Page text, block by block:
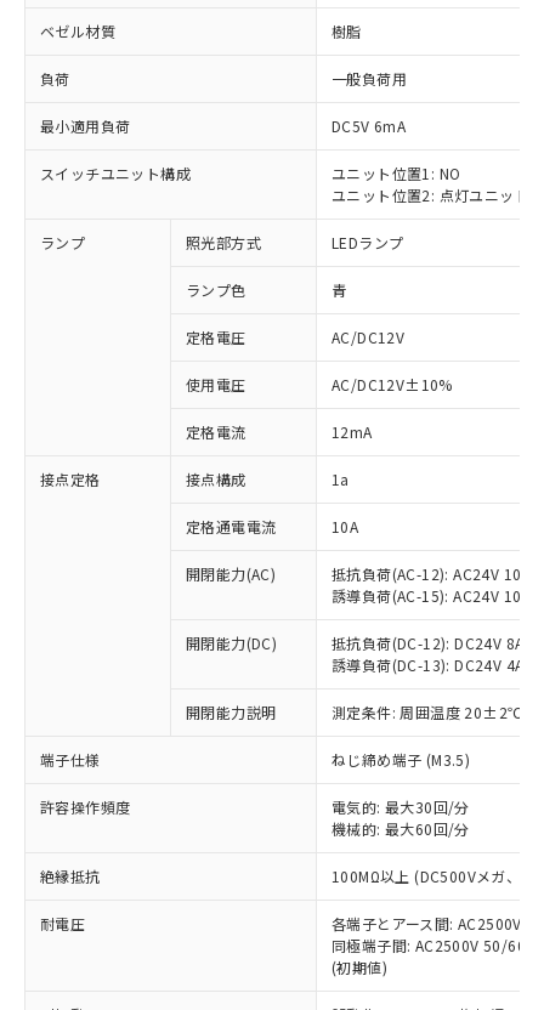
ベゼル材質 樹脂
負荷 一般負荷用
最小適用負荷 DC5V 6mA
スイッチユニット構成
ユニット位置1: NO
ユニット位置2: 点灯ユニット
ランプ 照光部方式 LEDランプ
ランプ色 青
定格電圧 AC/DC12V
使用電圧 AC/DC12V±10%
定格電流 12mA
接点定格 接点構成 1a
定格通電電流 10A
開閉能力(AC)
抵抗負荷(AC-12): AC24V 10A/
誘導負荷(AC-15): AC24V
開閉能力(DC)
抵抗負荷(DC-12): DC24V 8A/
誘導負荷(DC-13): DC24V 4A/
開閉能力説明 測定条件: 周囲温度 20±2℃、
端子仕様 ねじ締め端子 (M3.5)
許容操作頻度
電気的: 最大30回/分
機械的: 最大60回/分
絶縁抵抗 100MΩ以上 (DC500Vメガ、点
耐電圧
各端子とアース間: AC2500V
同極端子間: AC2500V 50/
(初期値)
ご利用条件
以下の条件をお読みいただき、同意のうえ
ご利用ください。
本サービスは、当社制御機器事業取扱
商品の当社在庫状況および標準価格
(税抜)を提供させていただくもので
当社制御機器事業取扱商品の中には、
本サービスの対象外となる商品もある
ことをご了承ください。
在庫状況および標準価格照会結果は、
記載している更新日時点での社内デー
タに基づき作成されるものであり、閲
覧された時点での実際の在庫および標
準価格とは異なる場合があることをご
※1 対応状況
対応済み：EU RoHS指令（10物質）の
非含有に対応した製品が提供可能な商品で
対応予定：EU RoHS指令（10物質）の非含
有に対応した製品に切り替える予定のある
対応予定なし：EU RoHS指令（10物質）の
非含有に非対応の商品で、対応品を出す予
定はありません。
調査・確認中：EU RoHS指令（10物質）の
非含有の対応状況を調査中または確認中の
非該当品：ライセンス料など無形物で、有
害物質有無と関係のない商品です。
仕入先様の事情により、非含有部品として
いたものが、含有品と判明した場合などや
むを得ず変更することがあります。
鉛(Pb) 1000ppm以下、 水銀(Hg) 1000ppm以下、 カド
六価クロム(Cr(Ⅵ)) 1000ppm以下、ポリ臭化ビフェニル
類(PBB) 1000ppm以下、ポリ臭化ジフェニルエーテル類
(PBDE) 1000ppm以下、フタル酸ビス(2-エチルヘキシ
※1 中国RoHS○×表
「○」：最大均質材料含有率が中国RoHSの
基準値以下であることを示します。
「×」：最大均質材料含有率が中国RoHSの
基準値を超えていることを示します。
「－」：未確認です。当社販売部門へお問
い合わせください。
*中国RoHS10物質の基準値 (GB/T26572)：
Pb(鉛) :1000ppm、 Hg(水銀) : 1000ppm、 Cd(カドミウ
Cr(Ⅵ)(六価クロム) : 1000ppm、 PBBs(ポリ臭化ビフェ
当社は、これら貴社製品のうち、外国
為替および外国貿易法に定める商品
（以下｢規制貨物等」という）を輸出
国政府の輸出許可(または役務取引許
可)を取得するなどの必要な手続きを